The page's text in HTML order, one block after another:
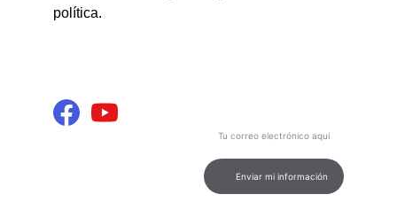
política.
Enviar mi información